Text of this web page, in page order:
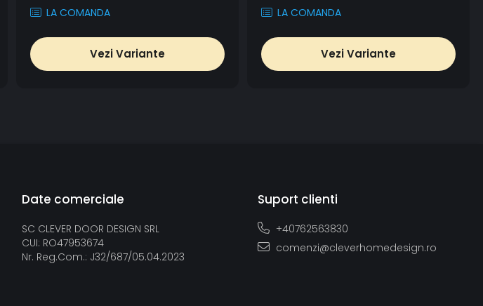
LA COMANDA
Vezi Variante
LA COMANDA
Vezi Variante
Date comerciale
SC CLEVER DOOR DESIGN SRL
CUI: RO47953674
Nr. Reg.Com.: J32/687/05.04.2023
Suport clienti
+40762563830
comenzi@cleverhomedesign.ro